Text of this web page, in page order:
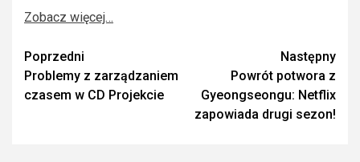
Zobacz więcej…
Zobacz
wpisy
Poprzedni
Problemy z zarządzaniem
czasem w CD Projekcie
Następny
Powrót potwora z
Gyeongseongu: Netflix
zapowiada drugi sezon!